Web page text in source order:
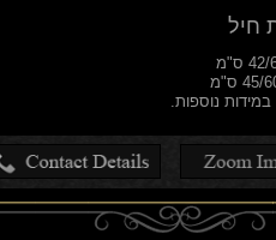
חיל
במידות נוספות.